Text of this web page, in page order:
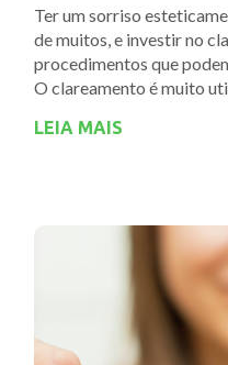
Ter um sorriso
de muitos, e investir no
procedimentos que
O clareamento é muito
LEIA MAIS